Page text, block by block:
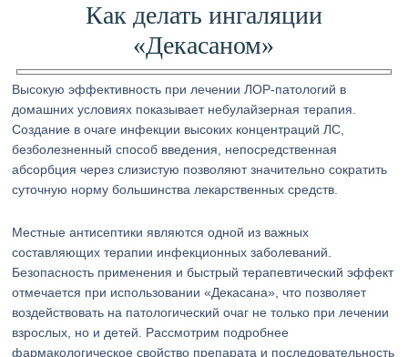
Как делать ингаляции
«Декасаном»
Высокую эффективность при лечении ЛОР-патологий в
домашних условиях показывает небулайзерная терапия.
Создание в очаге инфекции высоких концентраций ЛС,
безболезненный способ введения, непосредственная
абсорбция через слизистую позволяют значительно сократить
суточную норму большинства лекарственных средств.
Местные антисептики являются одной из важных
составляющих терапии инфекционных заболеваний.
Безопасность применения и быстрый терапевтический эффект
отмечается при использовании «Декасана», что позволяет
воздействовать на патологический очаг не только при лечении
взрослых, но и детей. Рассмотрим подробнее
фармакологическое свойство препарата и последовательность